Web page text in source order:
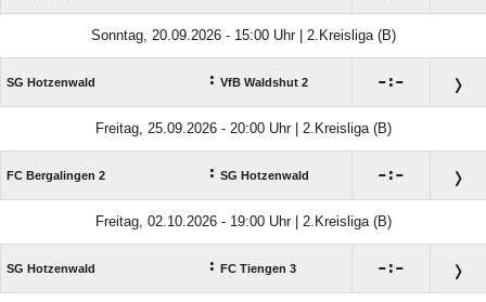
Sonntag, 20.09.2026 - 15:00 Uhr | 2.Kreisliga (B)
SG Hotzenwald : VfB Waldshut 2 :
Freitag, 25.09.2026 - 20:00 Uhr | 2.Kreisliga (B)
FC Bergalingen 2 : SG Hotzenwald :
Freitag, 02.10.2026 - 19:00 Uhr | 2.Kreisliga (B)
SG Hotzenwald : FC Tiengen 3 :